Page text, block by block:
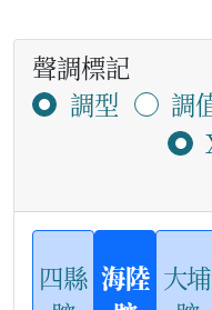
聲調標記
調型
調
四縣 海陸 大埔